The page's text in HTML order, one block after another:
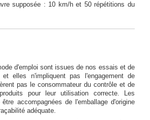
supposée : 10 km/h et 50 répétitions du
d'emploi sont issues de nos essais et de
et elles n'impliquent pas l'engagement de
pas le consommateur du contrôle et de
pour leur utilisation correcte. Les
accompagnées de l'emballage d'origine
adéquate.